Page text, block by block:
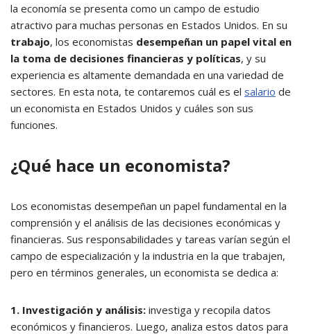
la economía se presenta como un campo de estudio
atractivo para muchas personas en Estados Unidos. En su
trabajo, los economistas desempeñan un papel vital en
la toma de decisiones financieras y políticas, y su
experiencia es altamente demandada en una variedad de
sectores. En esta nota, te contaremos cuál es el salario de
un economista en Estados Unidos y cuáles son sus
funciones.
¿Qué hace un economista?
Los economistas desempeñan un papel fundamental en la
comprensión y el análisis de las decisiones económicas y
financieras. Sus responsabilidades y tareas varían según el
campo de especialización y la industria en la que trabajen,
pero en términos generales, un economista se dedica a:
1. Investigación y análisis: investiga y recopila datos
económicos y financieros. Luego, analiza estos datos para